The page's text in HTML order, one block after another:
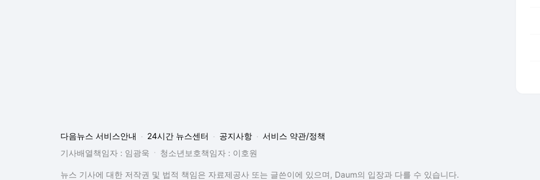
다음뉴스 서비스안내 24시간 뉴스센터 공지사항
서비스 약관/정책
기사배열책임자 : 임광욱
청소년보호책임자 : 이호원
뉴스 기사에 대한 저작권 및 법적 책임은 자료제공사 또는 글쓴이에 있으며, Daum의 입장과 다를 수 있습니다.